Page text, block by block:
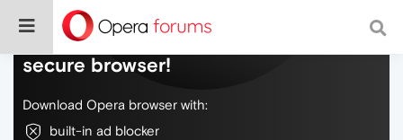
Do more on the web, with a fast and
secure browser!
Download Opera browser with:
built-in ad blocker